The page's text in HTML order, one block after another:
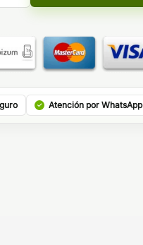
Atención por WhatsApp